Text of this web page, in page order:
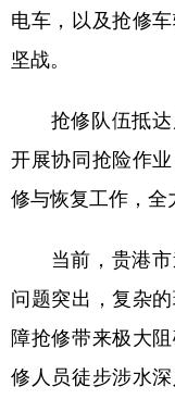
Русский язык
Deutsch
电车，以及抢修
坚战。
抢修队伍抵达
开展协同抢险作
修与恢复工作，全
当前，贵港市
问题突出，复杂
障抢修带来极大
修人员徒步涉水